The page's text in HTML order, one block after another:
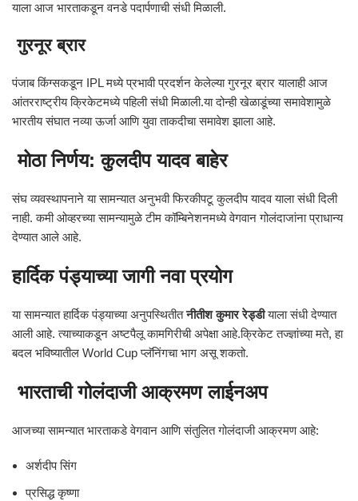
याला आज भारताकडून वनडे पदार्पणाची संधी मिळाली.
गुरनूर ब्रार
पंजाब किंग्सकडून IPL मध्ये प्रभावी प्रदर्शन केलेल्या गुरनूर ब्रार यालाही आज
आंतरराष्ट्रीय क्रिकेटमध्ये पहिली संधी मिळाली.या दोन्ही खेळाडूंच्या समावेशामुळे
भारतीय संघात नव्या ऊर्जा आणि युवा ताकदीचा समावेश झाला आहे.
मोठा निर्णय: कुलदीप यादव बाहेर
संघ व्यवस्थापनाने या सामन्यात अनुभवी फिरकीपटू कुलदीप यादव याला संधी दिली
नाही. कमी ओव्हरच्या सामन्यामुळे टीम कॉम्बिनेशनमध्ये वेगवान गोलंदाजांना प्राधान्य
देण्यात आले आहे.
हार्दिक पंड्याच्या जागी नवा प्रयोग
या सामन्यात हार्दिक पंड्याच्या अनुपस्थितीतनीतीश कुमार रेड्डीयाला संधी देण्यात
आली आहे. त्याच्याकडून अष्टपैलू कामगिरीची अपेक्षा आहे.क्रिकेट तज्ज्ञांच्या मते, हा
बदल भविष्यातील World Cup प्लॅनिंगचा भाग असू शकतो.
भारताची गोलंदाजी आक्रमण लाईनअप
आजच्या सामन्यात भारताकडे वेगवान आणि संतुलित गोलंदाजी आक्रमण आहे:
अर्शदीप सिंग
प्रसिद्ध कृष्णा